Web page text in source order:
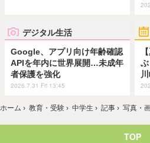
デジタル生活
Google、アプリ向け年齢確認
APIを年内に世界展開…未成年
者保護を強化
2026.7.31 Fri 13:45
ホーム › 教育・受験 › 中学生 › 記事 › 写真・
TOP